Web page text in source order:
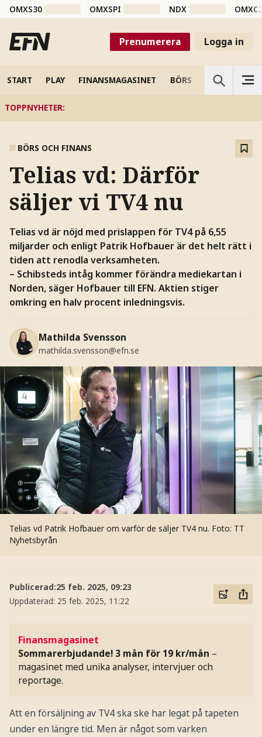
OMXS30 OMXSPI NDX
Prenumerera Logga in
START PLAY FINANSMAGASINET BÖRS VETENSKAP
TOPPNYHETER:
BÖRS OCH FINANS
Telias vd: Därför
säljer vi TV4 nu
Telias vd är nöjd med prislappen för TV4 på 6,55
miljarder och enligt Patrik Hofbauer är det helt rätt i
tiden att renodla verksamheten.
– Schibsteds intåg kommer förändra mediekartan i
Norden, säger Hofbauer till EFN. Aktien stiger
omkring en halv procent inledningsvis.
Mathilda Svensson
mathilda.svensson@efn.se
Telias vd Patrik Hofbauer om varför de säljer TV4 nu. Foto: TT
Nyhetsbyrån
Publicerad:25 feb. 2025, 09:23
Uppdaterad: 25 feb. 2025, 11:22
Finansmagasinet
Sommarerbjudande! 3 mån för 19 kr/mån –
magasinet med unika analyser, intervjuer och
reportage.
Att en försäljning av TV4 ska ske har legat på tapeten
under en längre tid. Men är något som varken